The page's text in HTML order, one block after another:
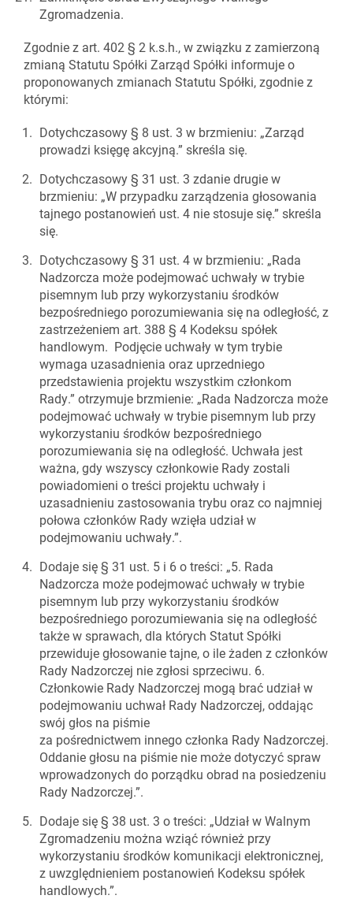
Zgromadzenia.
Zgodnie z art. 402 § 2 k.s.h., w związku z zamierzoną
zmianą Statutu Spółki Zarząd Spółki informuje o
proponowanych zmianach Statutu Spółki, zgodnie z
którymi:
Dotychczasowy § 8 ust. 3 w brzmieniu: „Zarząd
prowadzi księgę akcyjną.” skreśla się.
Dotychczasowy § 31 ust. 3 zdanie drugie w
brzmieniu: „W przypadku zarządzenia głosowania
tajnego postanowień ust. 4 nie stosuje się.” skreśla
się.
Dotychczasowy § 31 ust. 4 w brzmieniu: „Rada
Nadzorcza może podejmować uchwały w trybie
pisemnym lub przy wykorzystaniu środków
bezpośredniego porozumiewania się na odległość, z
zastrzeżeniem art. 388 § 4 Kodeksu spółek
handlowym. Podjęcie uchwały w tym trybie
wymaga uzasadnienia oraz uprzedniego
przedstawienia projektu wszystkim członkom
Rady.” otrzymuje brzmienie: „Rada Nadzorcza może
podejmować uchwały w trybie pisemnym lub przy
wykorzystaniu środków bezpośredniego
porozumiewania się na odległość. Uchwała jest
ważna, gdy wszyscy członkowie Rady zostali
powiadomieni o treści projektu uchwały i
uzasadnieniu zastosowania trybu oraz co najmniej
połowa członków Rady wzięła udział w
podejmowaniu uchwały.”.
Dodaje się § 31 ust. 5 i 6 o treści: „5. Rada
Nadzorcza może podejmować uchwały w trybie
pisemnym lub przy wykorzystaniu środków
bezpośredniego porozumiewania się na odległość
także w sprawach, dla których Statut Spółki
przewiduje głosowanie tajne, o ile żaden z członków
Rady Nadzorczej nie zgłosi sprzeciwu. 6.
Członkowie Rady Nadzorczej mogą brać udział w
podejmowaniu uchwał Rady Nadzorczej, oddając
swój głos na piśmie
za pośrednictwem innego członka Rady Nadzorczej.
Oddanie głosu na piśmie nie może dotyczyć spraw
wprowadzonych do porządku obrad na posiedzeniu
Rady Nadzorczej.”.
Dodaje się § 38 ust. 3 o treści: „Udział w Walnym
Zgromadzeniu można wziąć również przy
wykorzystaniu środków komunikacji elektronicznej,
z uwzględnieniem postanowień Kodeksu spółek
handlowych.”.